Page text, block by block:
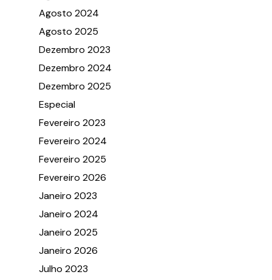
Agosto 2024
Agosto 2025
Dezembro 2023
Dezembro 2024
Dezembro 2025
Especial
Fevereiro 2023
Fevereiro 2024
Fevereiro 2025
Fevereiro 2026
Janeiro 2023
Janeiro 2024
Janeiro 2025
Janeiro 2026
Julho 2023